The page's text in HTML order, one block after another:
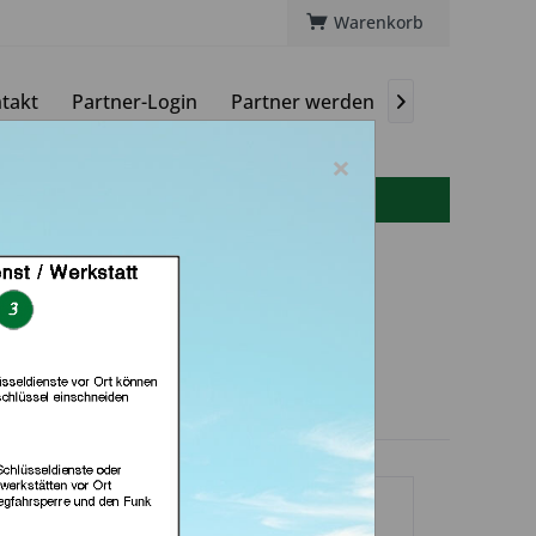
Warenkorb
Partner-Login Partner werden 
Schlüssel Profi
(in Rosdorf)
×